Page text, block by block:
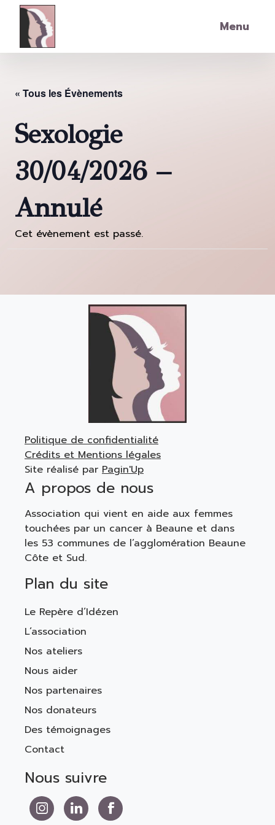
Skip to main content
Menu
« Tous les Évènements
Sexologie
30/04/2026 –
Annulé
Cet évènement est passé.
Politique de confidentialité
Crédits et Mentions légales
Site réalisé par Pagin'Up
A propos de nous
Association qui vient en aide aux femmes
touchées par un cancer à Beaune et dans
les 53 communes de l’agglomération Beaune
Côte et Sud.
Plan du site
Le Repère d’Idézen
L’association
Nos ateliers
Nous aider
Nos partenaires
Nos donateurs
Des témoignages
Contact
Nous suivre
Nous suivre sur Instagram
Nous suivre sur LinkedIn
Nous suivre sur Facebook